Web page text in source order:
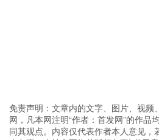
免责声明：文章内的文字、图片、视频
网，凡本网注明“作者：首发网”的作品
同其观点。内容仅代表作者本人意见，